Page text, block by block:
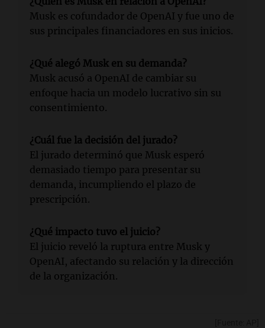
Musk es cofundador de OpenAI y fue uno de
sus principales financiadores en sus inicios.
¿Qué alegó Musk en su demanda?
Musk acusó a OpenAI de cambiar su
enfoque hacia un modelo lucrativo sin su
consentimiento.
¿Cuál fue la decisión del jurado?
El jurado determinó que Musk esperó
demasiado tiempo para presentar su
demanda, incumpliendo el plazo de
prescripción.
¿Qué impacto tuvo el juicio?
El juicio reveló la ruptura entre Musk y
OpenAI, afectando su relación y la dirección
de la organización.